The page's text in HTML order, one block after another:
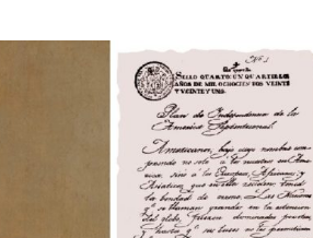
muerte
de
Francesc
Cambó,
político
de
centroderecha,